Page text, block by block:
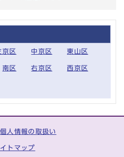
京区 中京区 東山区
南区 右京区 西京区
個人情報の取扱い
トマップ